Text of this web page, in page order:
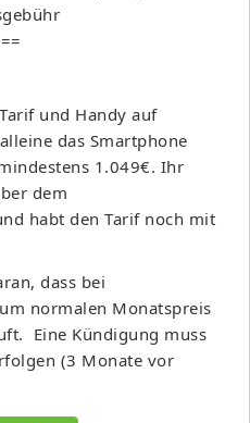
und Handy auf
das Smartphone
1.049€. Ihr
dem
habt den Tarif noch mit
dass bei
normalen Monatspreis
Eine Kündigung muss
(3 Monate vor